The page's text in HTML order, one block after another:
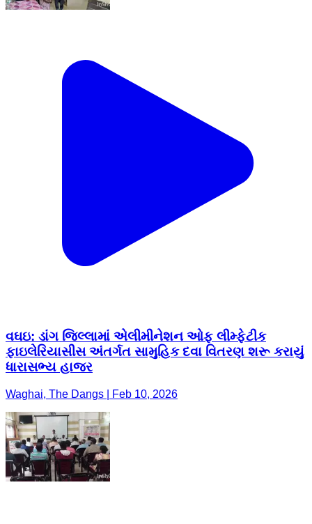
વઘઇ: ડાંગ જિલ્લામાં એલીમીનેશન ઓફ લીમ્ફેટીક
ફાઇલેરિયાસીસ અંતર્ગત સામુહિક દવા વિતરણ શરૂ કરાયું
ધારાસભ્ય હાજર
Waghai, The Dangs | Feb 10, 2026